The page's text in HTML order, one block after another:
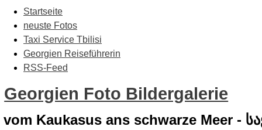
Startseite
neuste Fotos
Taxi Service Tbilisi
Georgien Reiseführerin
RSS-Feed
Georgien Foto Bildergalerie
vom Kaukasus ans schwarze Meer -